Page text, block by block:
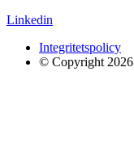
Linkedin
Integritetspolicy
© Copyright 2026